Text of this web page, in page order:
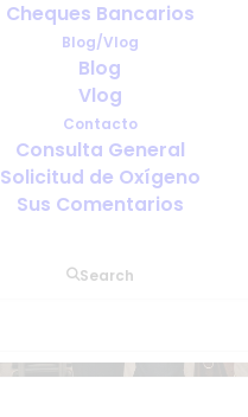
Cheques Bancarios
Blog/Vlog
Blog
Vlog
Contacto
Consulta General
Solicitud de Oxígeno
Sus Comentarios
Search